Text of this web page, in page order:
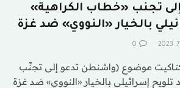
تجنّب «خطاب الكراهية»
بالخيار «النووي» ضد غزة
0
موضوع (واشنطن تدعو إلى تجنّب
إسرائيلي بالخيار «النووي» ضد غزة